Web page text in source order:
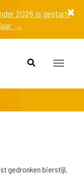
2026 is gestart!
→
Toggle
gedronken bierstijl.